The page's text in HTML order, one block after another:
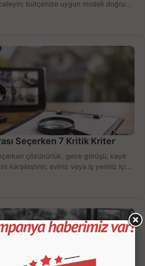
bütçenize uygun modeli doğru
Seçerken 7 Kritik Kriter
çözünürlük, gece görüşü, kayıt
karşılaştırın; eviniz veya iş yeriniz için